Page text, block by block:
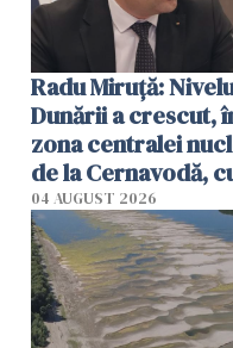
Radu Miruţă:
Dunării a crescut,
zona centralei
de la Cernavodă,
cm faţă de ziua
04 AUGUST 2026